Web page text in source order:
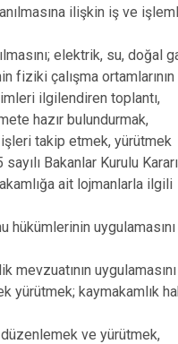
ilişkin iş ve
elektrik, su, doğal
fiziki çalışma ortamlarının
ilgilendiren toplantı,
hazır bulundurmak,
takip etmek, yürütmek
Bakanlar Kurulu
ait lojmanlarla ilgili
hükümlerinin uygulamasını
uygulamasını
yürütmek; kaymakamlık
ve yürütmek,